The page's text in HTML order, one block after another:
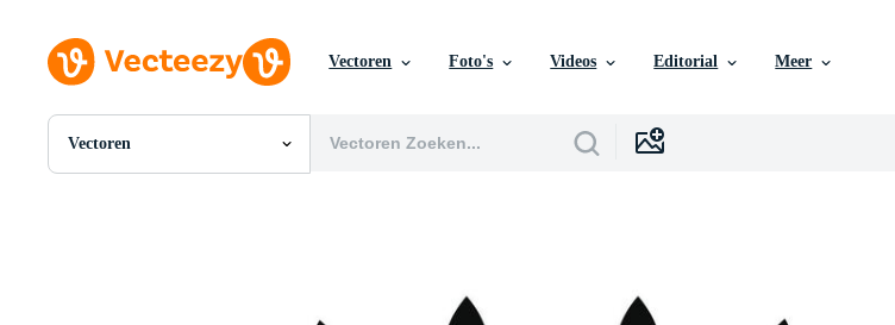
Vectoren Foto's Videos Editorial Meer
Vectoren
Alle Afbeeldingen